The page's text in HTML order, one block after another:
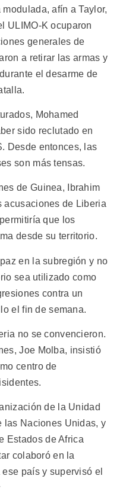
afín a Taylor,
ULIMO-K ocuparon
generales de
a retirar las armas y
el desarme de
Mohamed
sido reclutado en
Desde entonces, las
son más tensas.
de Guinea, Ibrahim
acusaciones de Liberia
que los
desde su territorio.
en la subregión y no
sea utilizado como
contra un
el fin de semana.
no se convencieron.
Joe Molba, insistió
centro de
de la Unidad
las Naciones Unidas, y
Estados de Africa
colaboró en la
país y supervisó el